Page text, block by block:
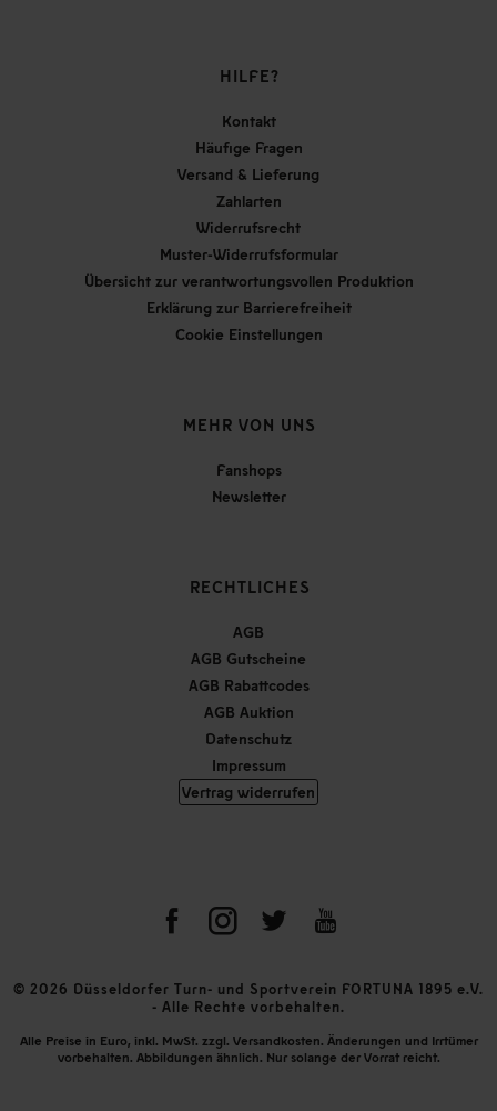
HILFE?
Kontakt
Häufige Fragen
Versand & Lieferung
Zahlarten
Widerrufsrecht
Muster-Widerrufsformular
Übersicht zur verantwortungsvollen Produktion
Erklärung zur Barrierefreiheit
Cookie Einstellungen
MEHR VON UNS
Fanshops
Newsletter
RECHTLICHES
AGB
AGB Gutscheine
AGB Rabattcodes
AGB Auktion
Datenschutz
Impressum
Vertrag widerrufen
© 2026 Düsseldorfer Turn- und Sportverein FORTUNA 1895 e.V.
- Alle Rechte vorbehalten.
Alle Preise in Euro, inkl. MwSt. zzgl. Versandkosten. Änderungen und Irrtümer
vorbehalten. Abbildungen ähnlich. Nur solange der Vorrat reicht.